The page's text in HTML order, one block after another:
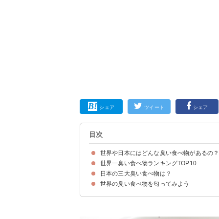
シェア ツイート シェア
目次
世界や日本にはどんな臭い食べ物があるの？
臭さを表す数値「臭気指数」
世界一臭い食べ物ランキングTOP10
10位：ブラホック（数値不明）
9位：ドリアン（数値不明）
8位：ニョクマム（390Au）
7位：臭豆腐（420Au）
6位：カソ・マルツゥ（1160Au）
5位：ハカール（1230Au）
4位：キビヤック（1370Au）
3位：エピキュアーチーズ（1870Au）
2位：ホンオフェ（6230Au）
1位：シュールストレミング（8070Au）
日本の三大臭い食べ物は？
3位：納豆（452Au）
2位：鮒寿司（486Au）
1位：くさや（1267Au）
世界の臭い食べ物を匂ってみよう